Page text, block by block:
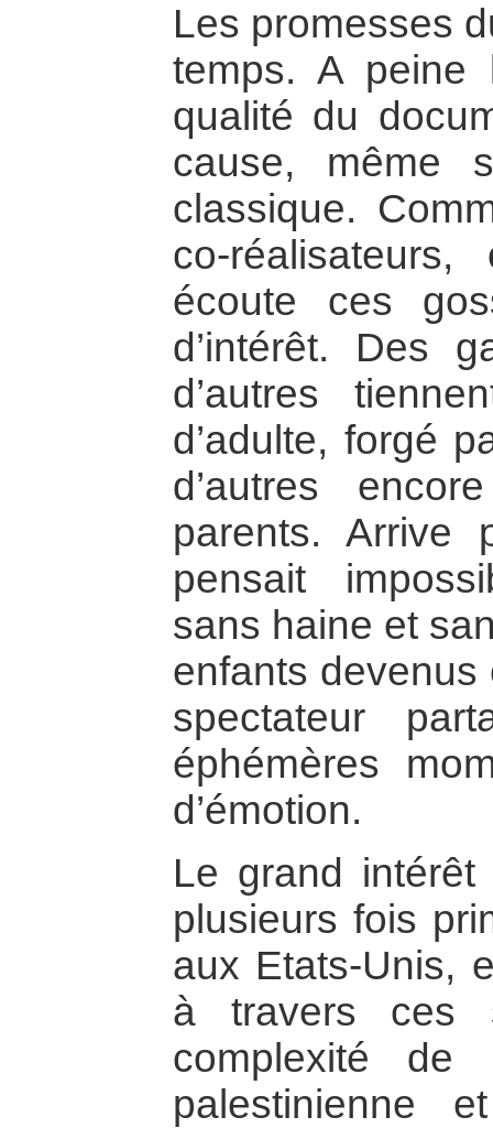
Les promesses
temps. A
qualité du
cause, même
classique.
co-
écoute ces
d’intérêt. Des
d’autres
d’adulte, forgé
d’autres
parents. Arrive
pensait
sans haine et
enfants
spectateur
éphémères
d’émotion.
Le grand
plusieurs fois
aux Etats-Unis,
à travers ces
complexité de
palestinienne